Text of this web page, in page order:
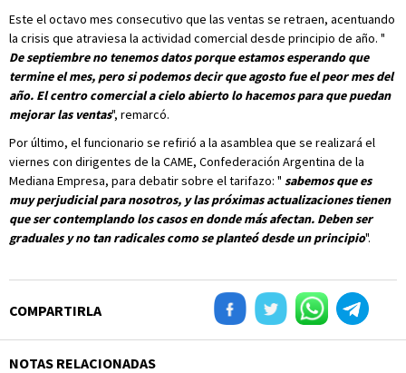
Este el octavo mes consecutivo que las ventas se retraen, acentuando
la crisis que atraviesa la actividad comercial desde principio de año. "
De septiembre no tenemos datos porque estamos esperando que
termine el mes, pero si podemos decir que agosto fue el peor mes del
año. El centro comercial a cielo abierto lo hacemos para que puedan
mejorar las ventas", remarcó.
Por último, el funcionario se refirió a la asamblea que se realizará el
viernes con dirigentes de la CAME, Confederación Argentina de la
Mediana Empresa, para debatir sobre el tarifazo: " sabemos que es
muy perjudicial para nosotros, y las próximas actualizaciones tienen
que ser contemplando los casos en donde más afectan. Deben ser
graduales y no tan radicales como se planteó desde un principio".
COMPARTIRLA
NOTAS RELACIONADAS